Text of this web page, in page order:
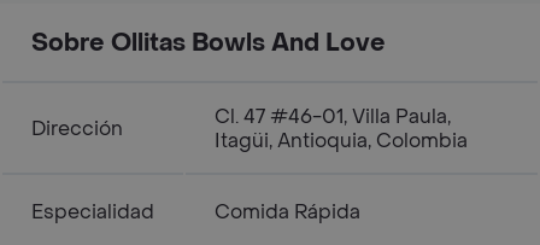
Sobre Ollitas Bowls And Love
Dirección
Cl. 47 #46-01, Villa Paula,
Itagüi, Antioquia, Colombia
Especialidad Comida Rápida